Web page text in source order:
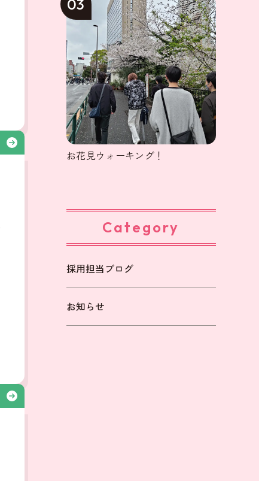
03
お花見ウォーキング！
Category
採用担当ブログ
お知らせ